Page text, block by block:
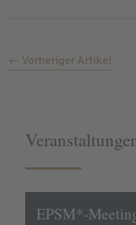
← Vorheriger Artikel
EPSM*-